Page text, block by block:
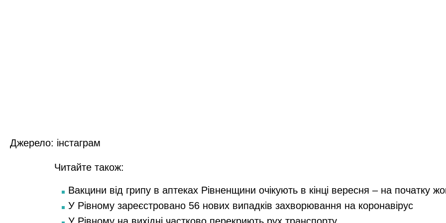
Джерело: інстаграм
Читайте також:
Вакцини від грипу в аптеках Рівненщини очікують в кінці вересня – на початку
У Рівному зареєстровано 56 нових випадків захворювання на коронавірус